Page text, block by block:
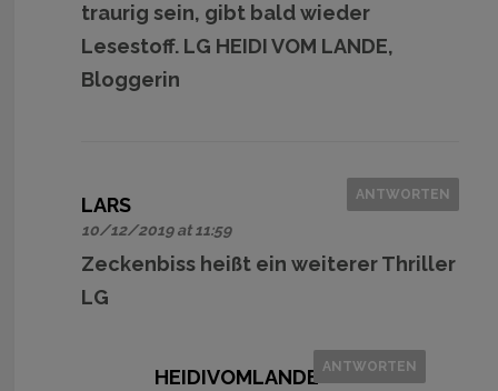
traurig sein, gibt bald wieder
Lesestoff. LG HEIDI VOM LANDE,
Bloggerin
LARS
10/12/2019 at 11:59
ANTWORTEN
Zeckenbiss heißt ein weiterer Thriller
LG
HEIDIVOMLANDE ANTWORTEN